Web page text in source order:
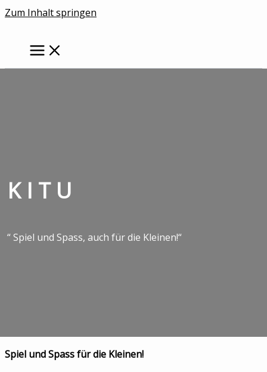
Zum Inhalt springen
K I T U
“ Spiel und Spass, auch für die Kleinen!“
Spiel und Spass für die Kleinen!